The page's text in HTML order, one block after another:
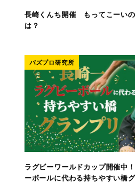
長崎くんち開催 もってこーい
は？
バズプロ研究所
ラグビーワールドカップ開催中
ーボールに代わる持ちやすい橋